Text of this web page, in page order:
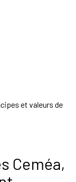
et valeurs de
Ceméa,